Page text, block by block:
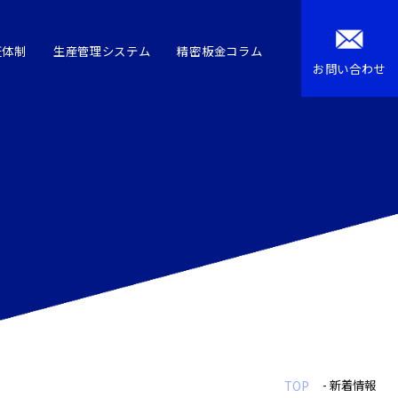
制 生産管理システム
精密板金コラム
お問い合わせ
TOP - 新着情報